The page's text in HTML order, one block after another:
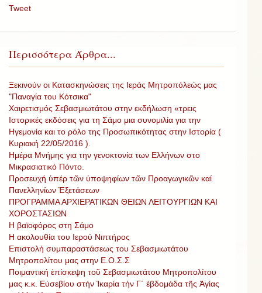
Tweet
Περισσότερα Άρθρα...
Ξεκινούν οι Κατασκηνώσεις της Ιεράς Μητροπόλεώς μας
"Παναγία του Κότσικα"
Χαιρετισμός Σεβασμιωτάτου στην εκδήλωση «τρεις
Ιστορικές εκδόσεις για τη Σάμο μια συνομιλία για την
Ηγεμονία και το ρόλο της Προσωπικότητας στην Ιστορία (
Κυριακή 22/05/2016 ).
Ημέρα Μνήμης για την γενοκτονία των Ελλήνων στο
Μικρασιατικό Πόντο.
Προσευχή ὑπέρ τῶν ὑποψηφίων τῶν Προαγωγικῶν καί
Πανελληνίων Ἐξετάσεων
ΠΡΟΓΡΑΜΜΑ ΑΡΧΙΕΡΑΤΙΚΩΝ ΘΕΙΩΝ ΛΕΙΤΟΥΡΓΙΩΝ ΚΑΙ
ΧΟΡΟΣΤΑΣΙΩΝ
Η βαϊοφόρος στη Σάμο
Η ακολουθία του Ιερού Νιπτήρος
Επιστολή συμπαραστάσεως του Σεβασμιωτάτου
Μητροπολίτου μας στην Ε.Ο.Σ.Σ
Ποιμαντική ἐπίσκεψη τοῦ Σεβασμιωτάτου Μητροπολίτου
μας κ.κ. Εὐσεβίου στήν Ἰκαρία τήν Γ΄ ἑβδομάδα τῆς Ἁγίας